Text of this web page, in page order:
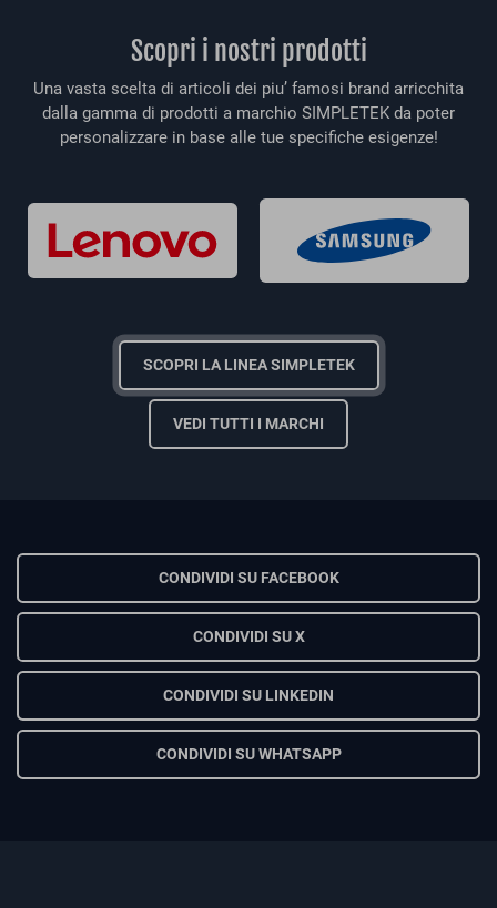
Scopri i nostri prodotti
Una vasta scelta di articoli dei piu’ famosi brand arricchita
dalla gamma di prodotti a marchio SIMPLETEK da poter
personalizzare in base alle tue specifiche esigenze!
SCOPRI LA LINEA SIMPLETEK
VEDI TUTTI I MARCHI
CONDIVIDI SU FACEBOOK
CONDIVIDI SU X
CONDIVIDI SU LINKEDIN
CONDIVIDI SU WHATSAPP